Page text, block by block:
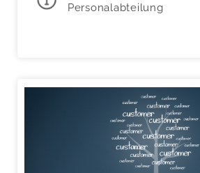
Personalabteilung